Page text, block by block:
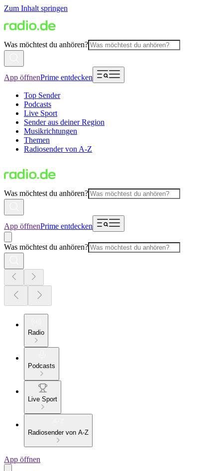
Zum Inhalt springen
Was möchtest du anhören?
App öffnenPrime entdecken
Top Sender
Podcasts
Live Sport
Sender aus deiner Region
Musikrichtungen
Themen
Radiosender von A-Z
Was möchtest du anhören?
App öffnenPrime entdecken
Was möchtest du anhören?
Radio
Podcasts
Live Sport
Radiosender von A-Z
App öffnen